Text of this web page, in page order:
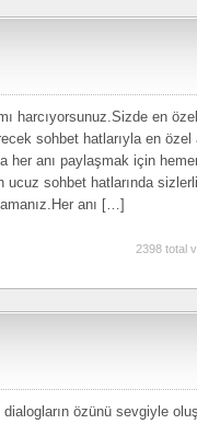
harcıyorsunuz.Sizde en özel
sohbet hatlarıyla en özel
her anı paylaşmak için
ucuz sohbet hatlarında
anı […]
2398 total
özünü sevgiyle